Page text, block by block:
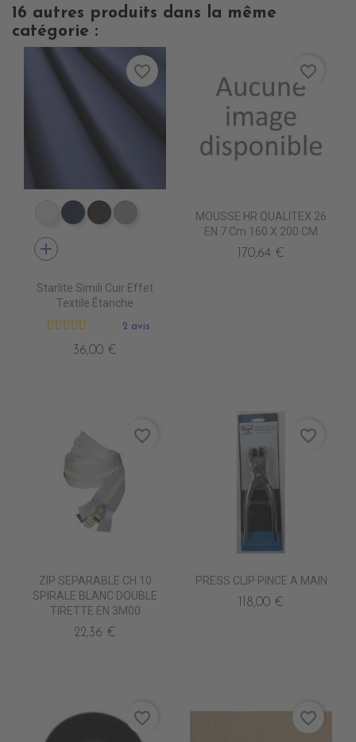
16 autres produits dans la même
catégorie :
EP9000 BLANC
EP9010 NAVY BLUE
EP9013 CHOCOLAT
EP9007 PERLE
add
Starlite Simili Cuir Effet
Textile Étanche
2 avis
36,00 €
favorite_border
MOUSSE HR QUALITEX 26
EN 7 Cm 160 X 200 CM
170,64 €
favorite_border
ZIP SEPARABLE CH 10
SPIRALE BLANC DOUBLE
TIRETTE EN 3M00
22,36 €
favorite_border
PRESS CLIP PINCE A MAIN
118,00 €
favorite_border
favorite_border favorite_border